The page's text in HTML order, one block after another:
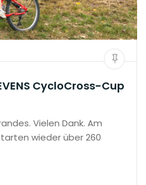
CycloCross-Cup
Vielen Dank. Am
wieder über 260